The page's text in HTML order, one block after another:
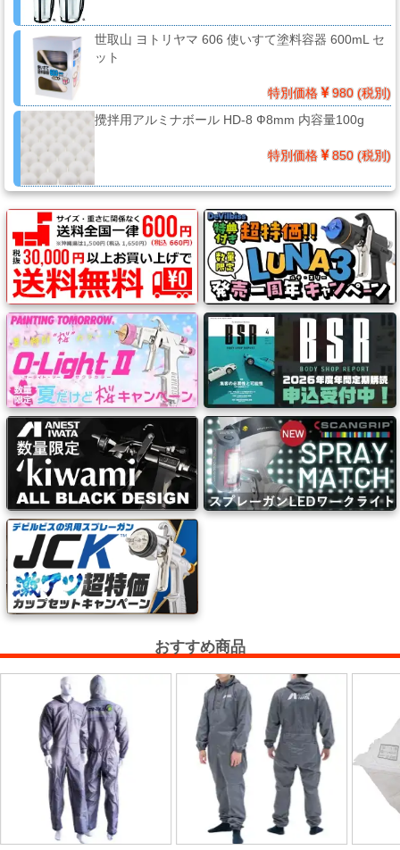
ス
ー
ガ
ン
エ
ア
ブ
ラ
シ
コ
ン
プ
レ
ッ
サ
ー・
エ
ー
経
路
コ
世取山 ヨトリヤマ 606 使いすて塗料容器 600mL セ
ット
特別価格
980 (税別)
攪拌用アルミナボール HD-8 Ф8mm 内容量100g
特別価格 850 (税別)
おすすめ商品